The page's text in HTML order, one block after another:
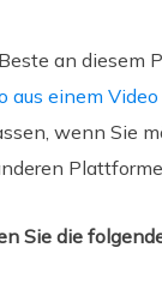
an diesem
aus einem
wenn Sie
Sie die